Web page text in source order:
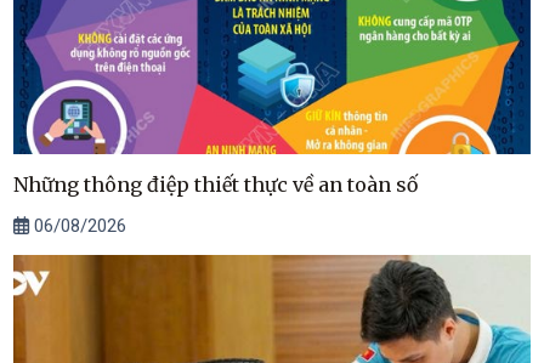
Những thông điệp thiết thực về an toàn số
06/08/2026